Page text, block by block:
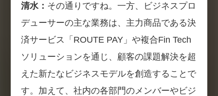
清水： その通りですね。一方、ビジネスプロ
デューサーの主な業務は、主力商品である決
済サービス「ROUTE PAY」や複合Fin Tech
ソリューションを通じ、顧客の課題解決を超
えた新たなビジネスモデルを創造することで
す。加えて、社内の各部門のメンバーやビジ